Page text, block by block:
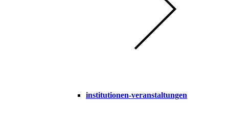
institutionen-veranstaltungen